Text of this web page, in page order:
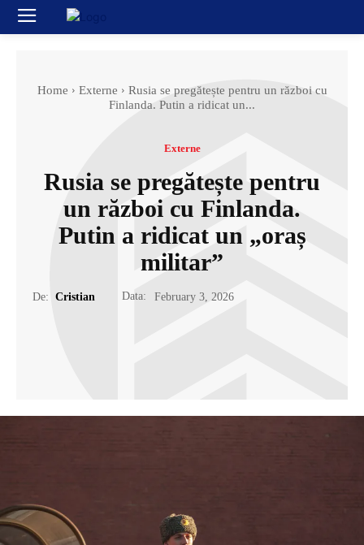
Home Externe
Rusia se pregătește pentru un război cu
Finlanda. Putin a ridicat un...
Externe
Rusia se pregătește pentru
un război cu Finlanda.
Putin a ridicat un „oraș
militar”
De: Cristian Data: February 3, 2026